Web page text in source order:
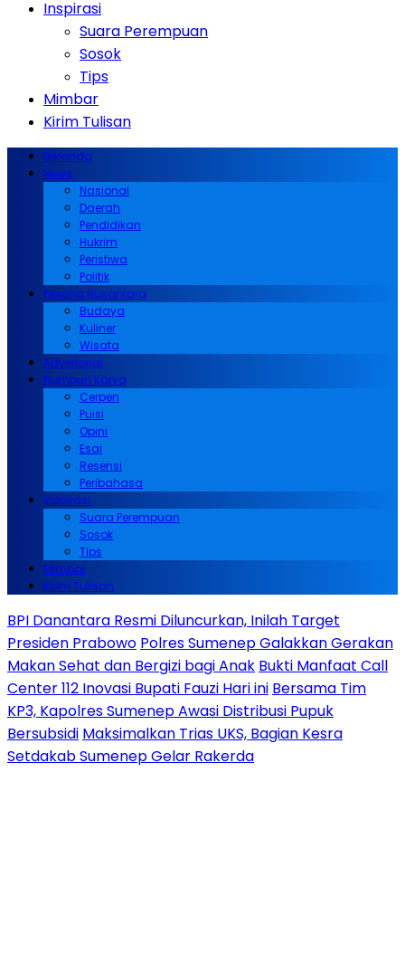
Inspirasi
Suara Perempuan
Sosok
Tips
Mimbar
Kirim Tulisan
Beranda
News
Nasional
Daerah
Pendidikan
Hukrim
Peristiwa
Politik
Pesona Nusantara
Budaya
Kuliner
Wisata
Advertorial
Rumpun Karya
Cerpen
Puisi
Opini
Esai
Resensi
Peribahasa
Inspirasi
Suara Perempuan
Sosok
Tips
Mimbar
Kirim Tulisan
BPI Danantara Resmi Diluncurkan, Inilah Target
Presiden Prabowo Polres Sumenep Galakkan Gerakan
Makan Sehat dan Bergizi bagi Anak Bukti Manfaat Call
Center 112 Inovasi Bupati Fauzi Hari ini Bersama Tim
KP3, Kapolres Sumenep Awasi Distribusi Pupuk
Bersubsidi Maksimalkan Trias UKS, Bagian Kesra
Setdakab Sumenep Gelar Rakerda